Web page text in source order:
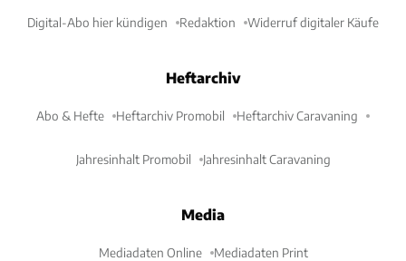
Digital-Abo hier kündigen Redaktion Widerruf digitaler Käufe
Heftarchiv
Abo & Hefte Heftarchiv Promobil Heftarchiv Caravaning
Jahresinhalt Promobil Jahresinhalt Caravaning
Media
Mediadaten Online Mediadaten Print